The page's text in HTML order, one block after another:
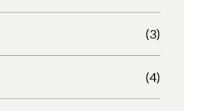
(3)
(4)